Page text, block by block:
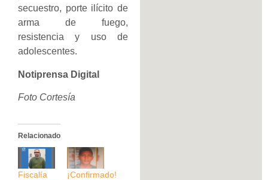
secuestro, porte ilícito de
arma de fuego,
resistencia y uso de
adolescentes.
Notiprensa Digital
Foto Cortesía
Relacionado
Fiscalía
¡Confirmado!